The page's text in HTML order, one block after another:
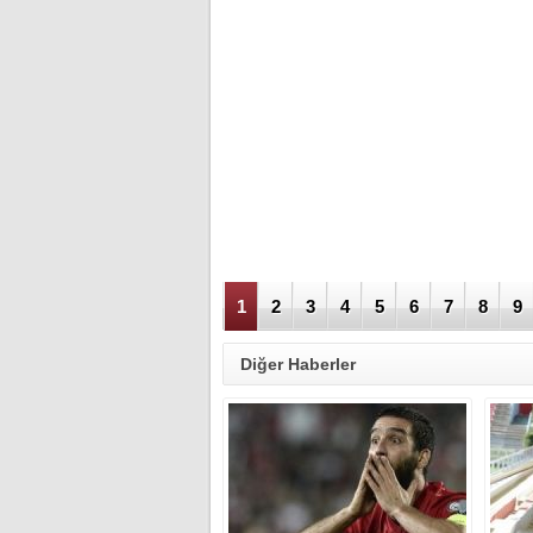
1 2 3 4 5 6 7 8 9
Diğer Haberler